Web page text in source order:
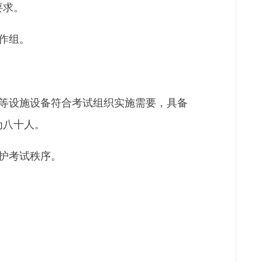
。
。
设施设备符合考试组织实施需要，具备
十人。
试秩序。